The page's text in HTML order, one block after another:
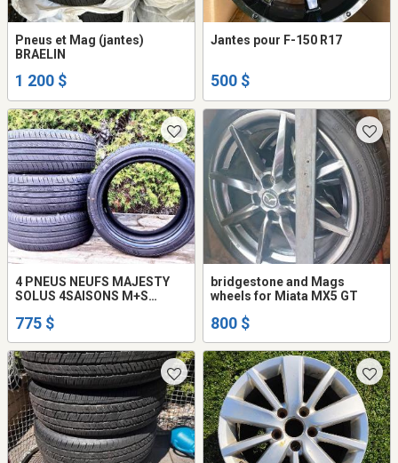
Pneus et Mag (jantes)
BRAELIN
1 200 $
Jantes pour F-150 R17
500 $
4 PNEUS NEUFS MAJESTY
SOLUS 4SAISONS M+S
KUMHO - 4 NEW MAJESTY
SOLUS 4-SEASON M+S
RADIAL MAJESTY SOLUS
KUMHO TIRES
775 $
bridgestone and Mags
wheels for Miata MX5 GT
800 $